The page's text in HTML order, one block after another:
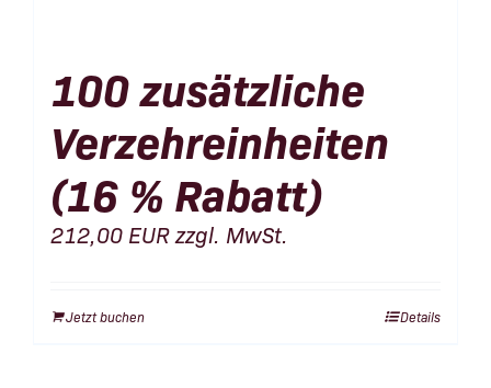
100 zusätzliche
Verzehreinheiten
(16 % Rabatt)
212,00 EURzzgl. MwSt.
Jetzt buchen Details